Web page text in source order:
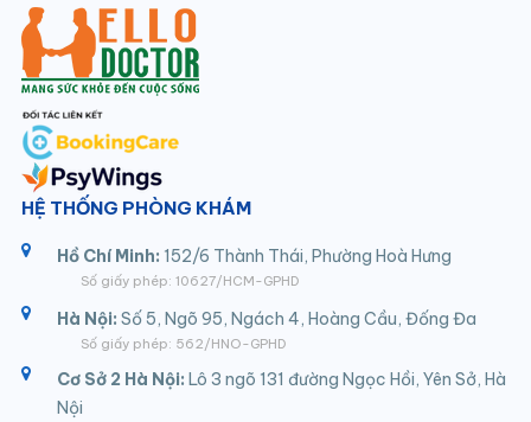
HỆ THỐNG PHÒNG KHÁM
Hồ Chí Minh: 152/6 Thành Thái, Phường Hoà Hưng
Số giấy phép: 10627/HCM-GPHD
Hà Nội: Số 5, Ngõ 95, Ngách 4, Hoàng Cầu, Đống Đa
Số giấy phép: 562/HNO-GPHD
Cơ Sở 2 Hà Nội: Lô 3 ngõ 131 đường Ngọc Hồi, Yên Sở, Hà
Nội